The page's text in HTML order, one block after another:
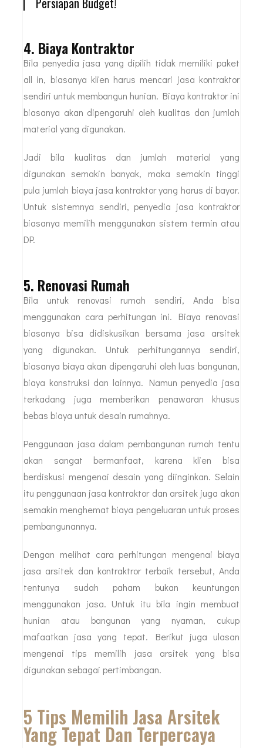
4. Biaya Kontraktor
Bila penyedia jasa yang dipilih tidak memiliki paket
all in, biasanya klien harus mencari jasa kontraktor
sendiri untuk membangun hunian. Biaya kontraktor ini
biasanya akan dipengaruhi oleh kualitas dan jumlah
material yang digunakan.
Jadi bila kualitas dan jumlah material yang
digunakan semakin banyak, maka semakin tinggi
pula jumlah biaya jasa kontraktor yang harus di bayar.
Untuk sistemnya sendiri, penyedia jasa kontraktor
biasanya memilih menggunakan sistem termin atau
DP.
5. Renovasi Rumah
Bila untuk renovasi rumah sendiri, Anda bisa
menggunakan cara perhitungan ini. Biaya renovasi
biasanya bisa didiskusikan bersama jasa arsitek
yang digunakan. Untuk perhitungannya sendiri,
biasanya biaya akan dipengaruhi oleh luas bangunan,
biaya konstruksi dan lainnya. Namun penyedia jasa
terkadang juga memberikan penawaran khusus
bebas biaya untuk desain rumahnya.
Penggunaan jasa dalam pembangunan rumah tentu
akan sangat bermanfaat, karena klien bisa
berdiskusi mengenai desain yang diinginkan. Selain
itu penggunaan jasa kontraktor dan arsitek juga akan
semakin menghemat biaya pengeluaran untuk proses
pembangunannya.
Dengan melihat cara perhitungan mengenai biaya
jasa arsitek dan kontraktror terbaik tersebut, Anda
tentunya sudah paham bukan keuntungan
menggunakan jasa. Untuk itu bila ingin membuat
hunian atau bangunan yang nyaman, cukup
mafaatkan jasa yang tepat. Berikut juga ulasan
mengenai tips memilih jasa arsitek yang bisa
digunakan sebagai pertimbangan.
5 Tips Memilih Jasa Arsitek
Yang Tepat Dan Terpercaya